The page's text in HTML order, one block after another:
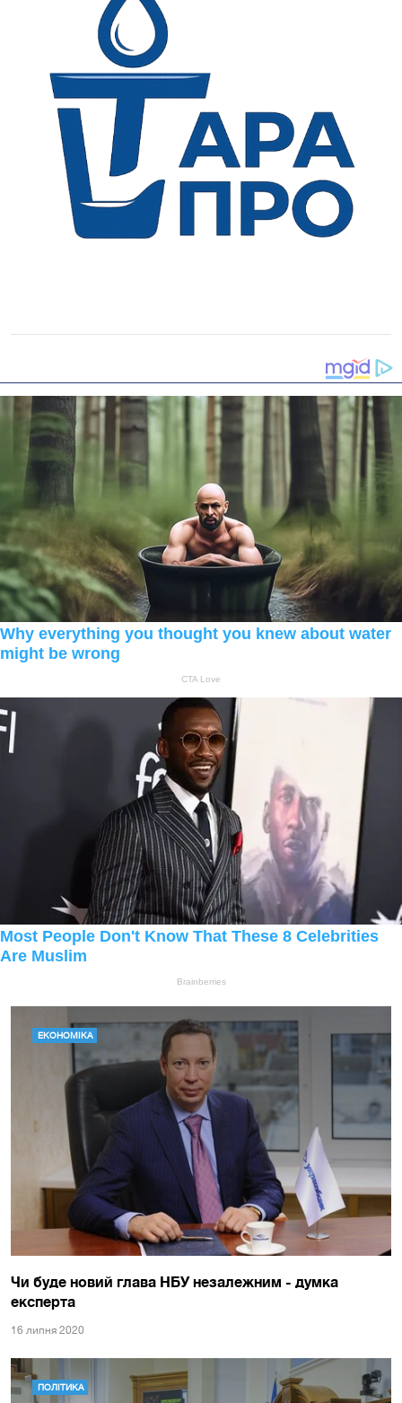
ЕКОНОМІКА
Чи буде новий глава НБУ незалежним - думка
експерта
16 липня 2020
ПОЛІТИКА